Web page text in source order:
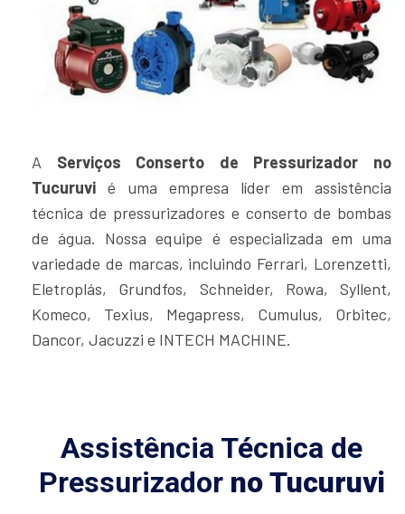
A Serviços Conserto de Pressurizador no
Tucuruvi é uma empresa líder em assistência
técnica de pressurizadores e conserto de bombas
de água. Nossa equipe é especializada em uma
variedade de marcas, incluindo Ferrari, Lorenzetti,
Eletroplás, Grundfos, Schneider, Rowa, Syllent,
Komeco, Texius, Megapress, Cumulus, Orbitec,
Dancor, Jacuzzi e INTECH MACHINE.
Assistência Técnica de
Pressurizador no Tucuruvi